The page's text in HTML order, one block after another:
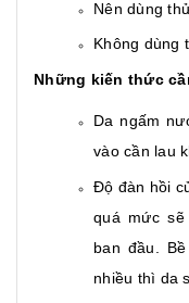
Nên dùng
Không dùng
Những kiến thức
Da ngấm
vào cần lau
Độ đàn hồi
quá mức
ban đầu.
nhiều thì da